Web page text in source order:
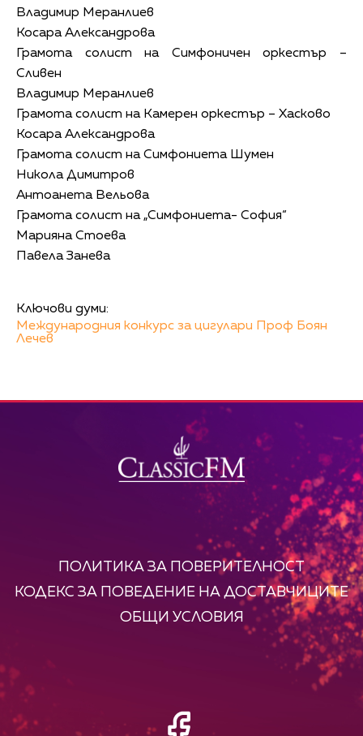
Владимир Меранлиев
Косара Александрова
Грамота солист на Симфоничен оркестър –
Сливен
Владимир Меранлиев
Грамота солист на Камерен оркестър – Хасково
Косара Александрова
Грамота солист на Симфониета Шумен
Никола Димитров
Антоанета Вельова
Грамота солист на „Симфониета- София“
Марияна Стоева
Павела Занева
Ключови думи:
Международния конкурс за цигулари Проф Боян
Лечев
ПОЛИТИКА ЗА ПОВЕРИТЕЛНОСТ
КОДЕКС ЗА ПОВЕДЕНИЕ НА ДОСТАВЧИЦИТЕ
ОБЩИ УСЛОВИЯ